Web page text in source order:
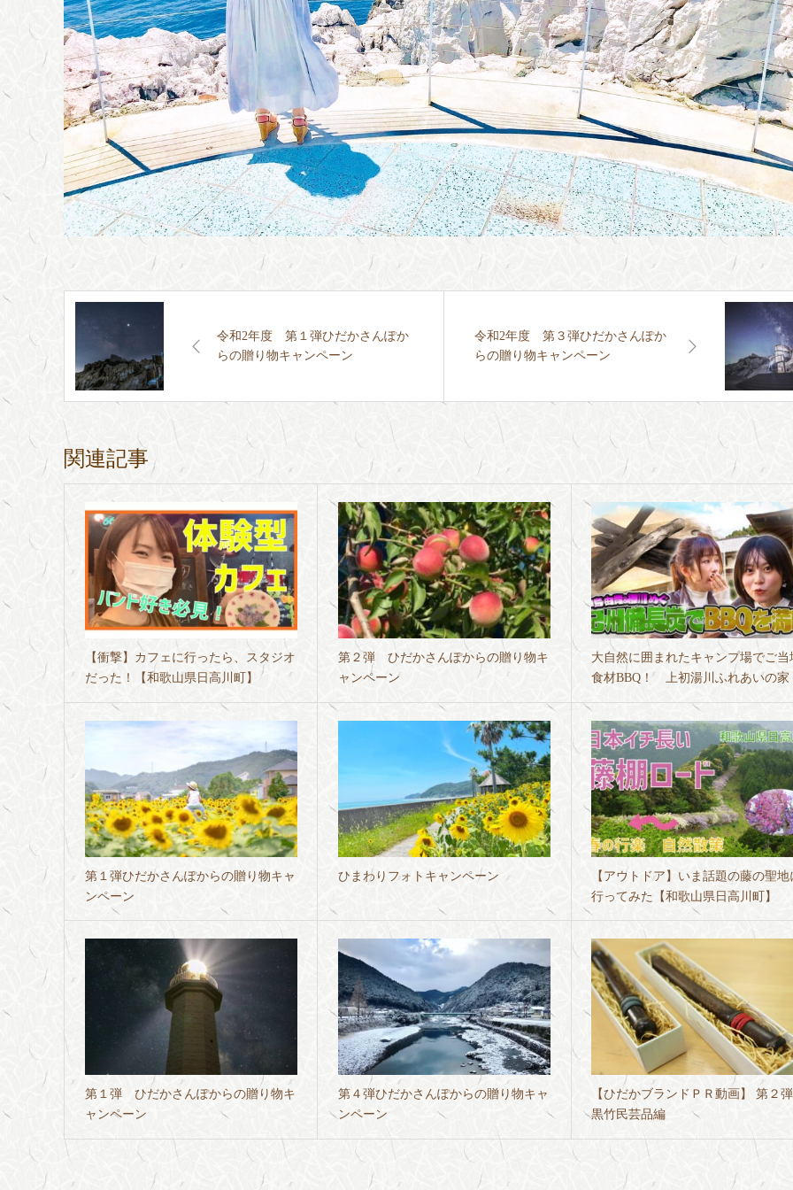
令和2年度 第１弾ひだかさんぽか
らの贈り物キャンペーン
令和2年度 第３弾ひだかさんぽか
らの贈り物キャンペーン
関連記事
【衝撃】カフェに行ったら、スタジオ
だった！【和歌山県日高川町】
第２弾 ひだかさんぽからの贈り物キ
ャンペーン
大自然に囲まれたキャンプ場でご当
食材BBQ！ 上初湯川ふれあいの家
第１弾ひだかさんぽからの贈り物キャ
ンペーン
ひまわりフォトキャンペーン
【アウトドア】いま話題の藤の聖地
行ってみた【和歌山県日高川町】
第１弾 ひだかさんぽからの贈り物キ
ャンペーン
第４弾ひだかさんぽからの贈り物キャ
ンペーン
【ひだかブランドＰＲ動画】 第２弾
黒竹民芸品編